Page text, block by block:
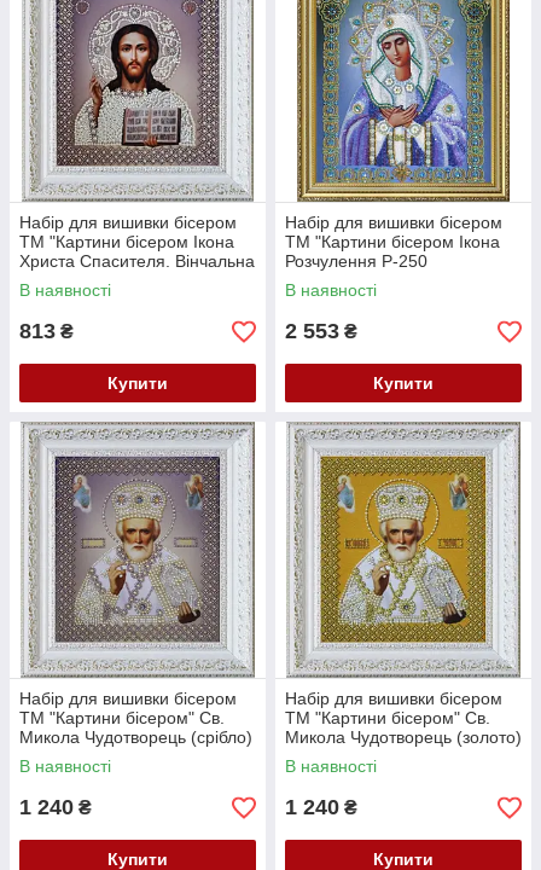
Набір для вишивки бісером
ТМ "Картини бісером Ікона
Христа Спасителя. Вінчальна
пара Р-209
В наявності
813 ₴
Купити
Набір для вишивки бісером
ТМ "Картини бісером Ікона
Розчулення Р-250
В наявності
2 553 ₴
Купити
Набір для вишивки бісером
ТМ "Картини бісером" Св.
Микола Чудотворець (срібло)
Р-269
В наявності
1 240 ₴
Купити
Набір для вишивки бісером
ТМ "Картини бісером" Св.
Микола Чудотворець (золото)
Р-270
В наявності
1 240 ₴
Купити